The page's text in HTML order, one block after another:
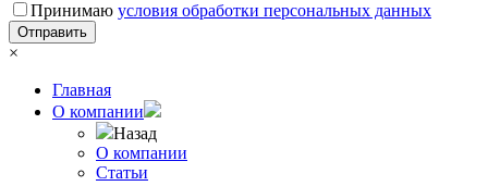
Принимаю условия обработки персональных данных
×
Главная
О компании
Назад
О компании
Статьи